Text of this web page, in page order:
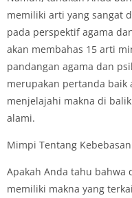
memiliki arti yang sangat
pada perspektif agama
akan membahas 15 arti
pandangan agama dan
merupakan pertanda
menjelajahi makna di
alami.
Mimpi Tentang
Apakah Anda tahu bahwa
memiliki makna yang